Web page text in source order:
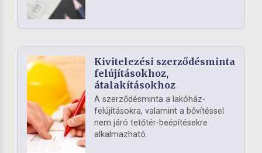
Kivitelezési szerződésminta
felújításokhoz,
átalakításokhoz
A szerződésminta a lakóház-
felújításokra, valamint a bővítéssel
nem járó tetőtér-beépítésekre
alkalmazható.